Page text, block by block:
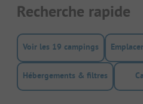
Recherche rapide
Voir les 19 campings
Hébergements & filtres